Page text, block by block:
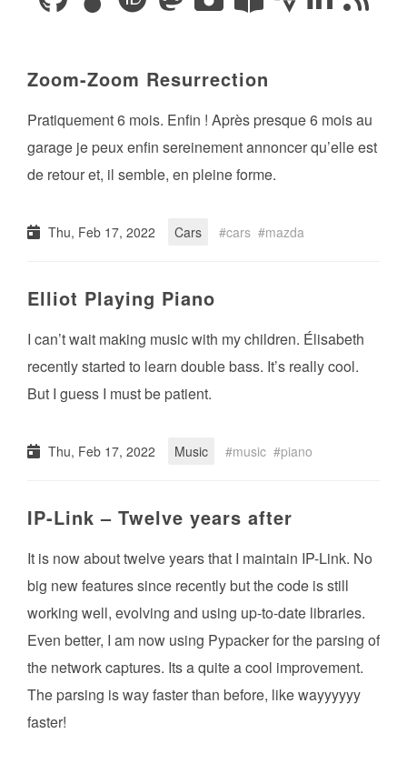
Zoom-Zoom Resurrection
Pratiquement 6 mois. Enfin ! Après presque 6 mois au
garage je peux enfin sereinement annoncer qu’elle est
de retour et, il semble, en pleine forme.
Thu, Feb 17, 2022 Cars cars mazda
Elliot Playing Piano
I can’t wait making music with my children. Élisabeth
recently started to learn double bass. It’s really cool.
But I guess I must be patient.
Thu, Feb 17, 2022 Music music piano
IP-Link – Twelve years after
It is now about twelve years that I maintain IP-Link. No
big new features since recently but the code is still
working well, evolving and using up-to-date libraries.
Even better, I am now using Pypacker for the parsing of
the network captures. Its a quite a cool improvement.
The parsing is way faster than before, like wayyyyyy
faster!